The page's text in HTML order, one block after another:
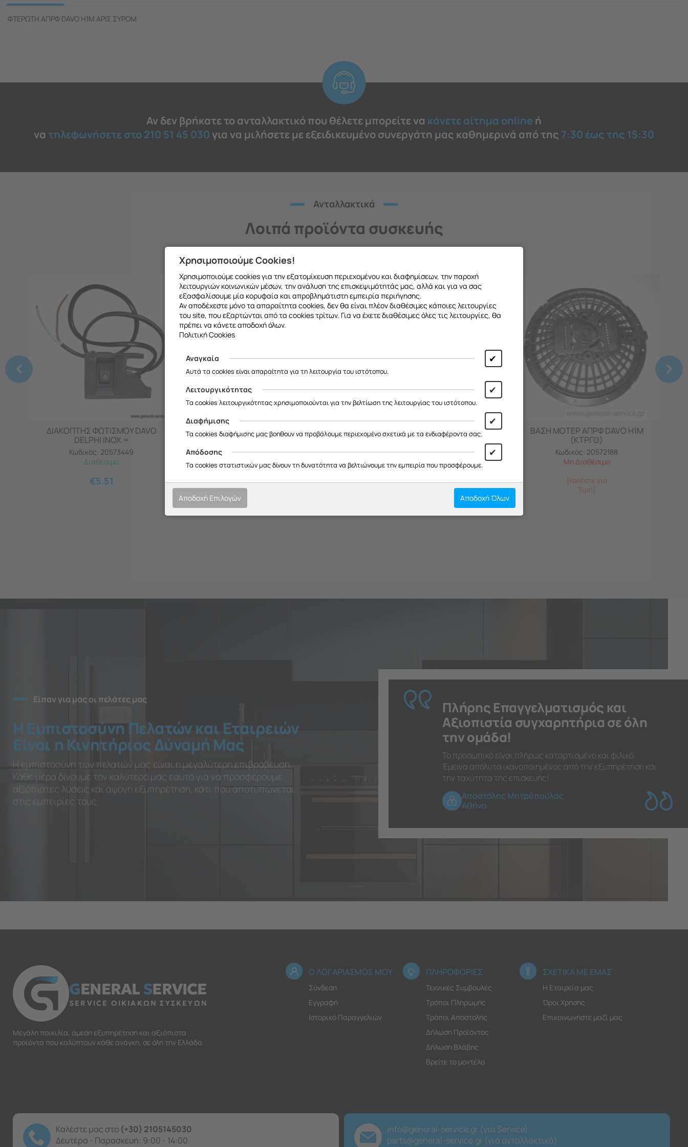
ΦΤΕΡΩΤΗ ΑΠΡΦ DAVO H1M ΑΡΙΣ ΣΥΡΟΜ
Αν δεν βρήκατε το ανταλλακτικό που θέλετε μπορείτε να κάνετε αίτημα online ή
να τηλεφωνήσετε στο 210 51 45 030 για να μιλήσετε με εξειδικευμένο συνεργάτη μας καθημερινά από της 7:30 έως της 15:30
Ανταλλακτικά
Λοιπά προϊόντα συσκευής
ΔΙΑΚΟΠΤΗΣ ΦΩΤΙΣΜΟΥ DAVO
DELPHI INOX =
Κωδικός: 20573449
Διαθέσιμο
€5.51
ΛΑΙΜΟΣ ΑΠΡΦ DAVO DELPHI (Φ116
mm)
Κωδικός:20572348
Μη Διαθέσιμο
€7.00
ΦΤΕΡΩΤΗ ΑΠΡΦ DAVO H1M ΑΡΙΣΤ
ΣΥΡΟΜ =
Κωδικός:20572136
Μη Διαθέσιμο
€3.43
ΒΑΣΗ ΜΟΤΕΡ ΑΠΡΦ DAVO H1M
(ΚΤΡΓΘ)
Κωδικός: 20572188
Μη Διαθέσιμο
[Καλέστε για
Τιμή]
Είπαν για μας οι πελάτες μας
Η Εμπιστοσύνη Πελατών και Εταιρειών
Είναι η Κινητήριος Δύναμή Μας
Η εμπιστοσύνη των πελατών μας είναι η μεγαλύτερη επιβράβευση.
Κάθε μέρα δίνουμε τον καλύτερό μας εαυτό για να προσφέρουμε
αξιόπιστες λύσεις και άψογη εξυπηρέτηση, κάτι που αποτυπώνεται
στις εμπειρίες τους.
Πλήρης Επαγγελματισμός και
Αξιοπιστία συγχαρητήρια σε όλη
την ομάδα!
Το προσωπικό είναι πλήρως καταρτισμένο και φιλικό.
Έμεινα απόλυτα ικανοποιημένος από την εξυπηρέτηση και
την ταχύτητα της επισκευής!
Αποστόλης Μητρόπουλος
Αθήνα
GENERALSERVICE
SERVICE ΟΙΚΙΑΚΩΝ ΣΥΣΚΕΥΩΝ
Μεγάλη ποικιλία, άμεση εξυπηρέτηση και αξιόπιστα
προϊόντα που καλύπτουν κάθε ανάγκη, σε όλη την Ελλάδα.
Ο ΛΟΓΑΡΙΑΣΜΟΣ ΜΟΥ
Σύνδεση
Εγγραφή
Ιστορικό Παραγγελιών
ΠΛΗΡΟΦΟΡΙΕΣ
Τεχνικές Συμβουλές
Τρόποι Πληρωμής
Τρόποι Αποστολής
Δήλωση Προϊόντος
Δήλωση Βλάβης
Βρείτε το μοντέλο
ΣΧΕΤΙΚΑ ΜΕ ΕΜΑΣ
Η Εταιρεία μας
Όροι Χρήσης
Επικοινωνήστε μαζί μας
Καλέστε μας στο (+30) 2105145030
Δευτέρα - Παρασκευή: 9:00 - 14:00
info@general-service.gr (για Service)
parts@general-service.gr (για ανταλλακτικά)
Χρησιμοποιούμε Cookies!
Χρησιμοποιούμε cookies για την εξατομίκευση περιεχομένου και διαφημίσεων, την παροχή
λειτουργιών κοινωνικών μέσων, την ανάλυση της επισκεψιμότητάς μας, αλλά και για να σας
εξασφαλίσουμε μία κορυφαία και απροβλημάτιστη εμπειρία περιήγησης.
Αν αποδέχεστε μόνο τα απαραίτητα cookies, δεν θα είναι πλέον διαθέσιμες κάποιες λειτουργίες
του site, που εξαρτώνται από τα cookies τρίτων. Για να έχετε διαθέσιμες όλες τις λειτουργίες, θα
πρέπει να κάνετε αποδοχή όλων.
Πολιτική Cookies
Αναγκαία ✔
Αυτά τα cookies είναι απαραίτητα για τη λειτουργία του ιστότοπου.
Λειτουργικότητας ✔
Τα cookies λειτουργικότητας χρησιμοποιούνται για την βελτίωση της λειτουργίας του ιστότοπου.
Διαφήμισης ✔
Τα cookies διαφήμισης μας βοηθουν να προβάλουμε περιεχομένο σχετικά με τα ενδιαφέροντα σας.
Απόδοσης ✔
Τα cookies στατιστικών μας δίνουν τη δυνατότητα να βελτιώνουμε την εμπειρία που προσφέρουμε.
Αποδοχή Επιλογών Αποδοχή Όλων
Θα θέλαμε να σας ενημερώσουμε ότι η επιχείρησή μας θα παραμείνει κλειστή από13/08
έως και 18/08, λόγω καλοκαιρινών διακοπών.
Θα είμαστε ξανά κοντά σας από19/08.
Σας ευχαριστούμε για την κατανόηση και σας ευχόμαστε καλό καλοκαίρι!